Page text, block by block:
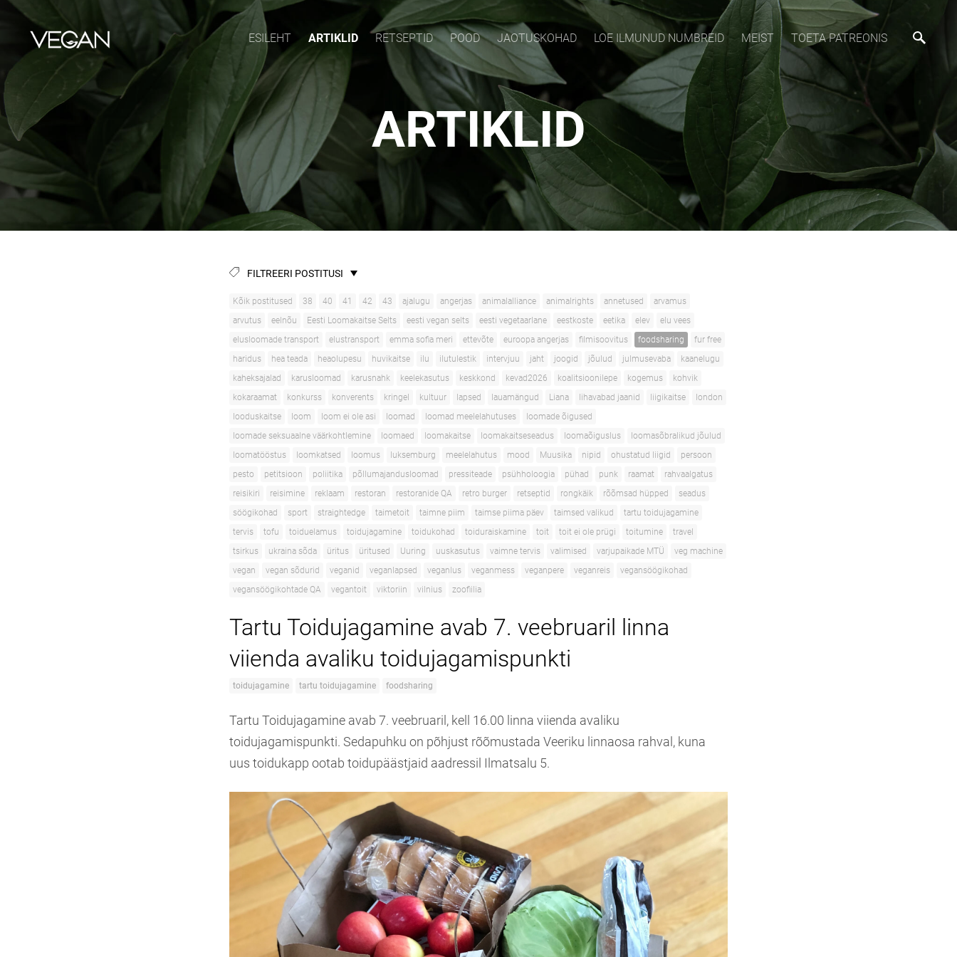
ESILEHT ARTIKLID RETSEPTID POOD JAOTUSKOHAD LOE ILMUNUD NUMBREID MEIST TOETA PATREONIS
ARTIKLID
FILTREERI POSTITUSI
Kõik postitused 38 40 41 42 43 ajalugu angerjas animalalliance animalrights annetused
arvamus
arvutus
eelnõu Eesti Loomakaitse Selts eesti vegan selts eesti vegetaarlane eestkoste eetika elev
elu vees
elusloomade transport
elustransport emma sofia meri ettevõte euroopa angerjas filmisoovitus foodsharing
fur free
haridus
hea teada heaolupesu huvikaitse ilu ilutulestik intervjuu jaht joogid jõulud julmusevaba
kaanelugu
kaheksajalad
karusloomad karusnahk keelekasutus keskkond kevad2026 koalitsioonilepe kogemus
kohvik
kokaraamat
konkurss konverents kringel kultuur lapsed lauamängud Liana lihavabad jaanid liigikaitse
london
looduskaitse
loom loom ei ole asi loomad loomad meelelahutuses
loomade õigused
loomade seksuaalne väärkohtlemine
loomaed loomakaitse loomakaitseseadus loomaõiguslus
loomasõbralikud jõulud
loomatööstus
loomkatsed loomus luksemburg meelelahutus mood Muusika nipid ohustatud liigid
persoon
pesto
petitsioon poliitika põllumajandusloomad pressiteade psühholoogia pühad punk raamat
rahvaalgatus
reisikiri
reisimine reklaam restoran restoranide QA retro burger retseptid rongkäik rõõmsad hüpped
seadus
söögikohad
sport straightedge taimetoit taimne piim taimse piima päev taimsed valikud
tartu toidujagamine
tervis
tofu toiduelamus toidujagamine toidukohad toiduraiskamine toit toit ei ole prügi toitumine
travel
tsirkus
ukraina sõda üritus üritused Uuring uuskasutus vaimne tervis valimised varjupaikade MTÜ
veg machine
vegan
vegan sõdurid veganid veganlapsed veganlus veganmess veganpere veganreis
vegansöögikohad
vegansöögikohtade QA
vegantoit viktoriin vilnius zoofiilia
Tartu Toidujagamine avab 7. veebruaril linna
viienda avaliku toidujagamispunkti
toidujagamine tartu toidujagamine foodsharing
Tartu Toidujagamine avab 7. veebruaril, kell 16.00 linna viienda avaliku
toidujagamispunkti. Sedapuhku on põhjust rõõmustada Veeriku linnaosa rahval, kuna
uus toidukapp ootab toidupäästjaid aadressil Ilmatsalu 5.